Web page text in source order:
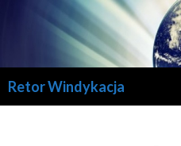
Retor Windykacja